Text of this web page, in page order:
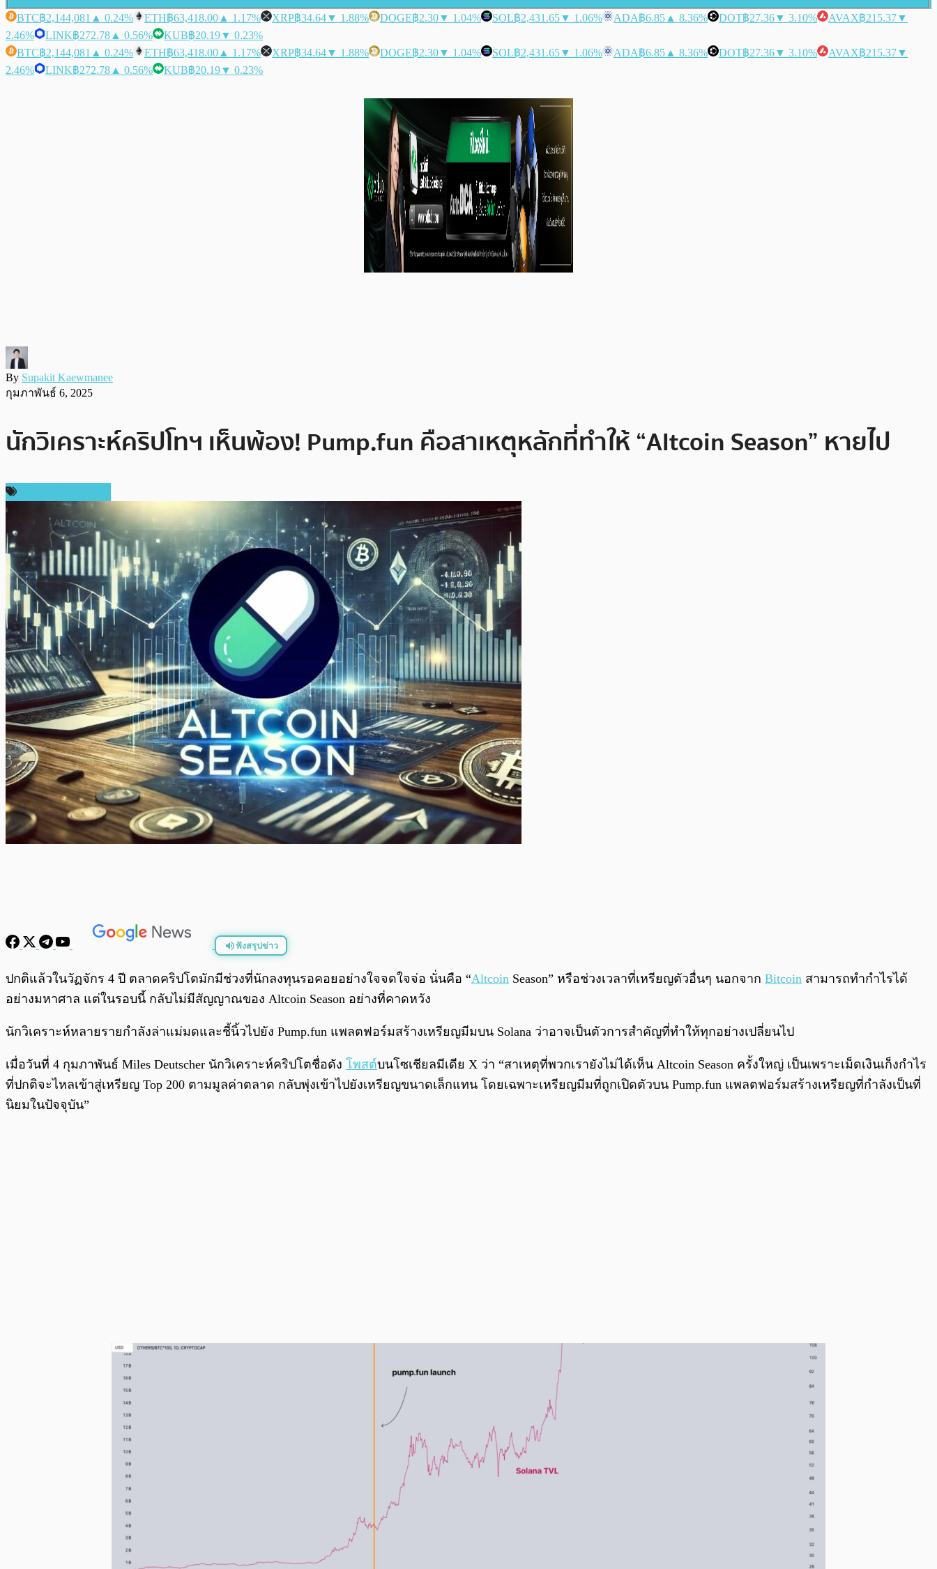
BTC฿2,144,081 ▲ 0.24% ETH฿63,418.00 ▲ 1.17% XRP฿34.64▼ 1.88% DOGE฿2.30▼ 1.04% SOL฿2,431.65▼ 1.06% ADA฿6.85 ▲ 8.36% DOT฿27.36▼ 3.10% AVAX฿215.37▼
2.46%
LINK฿272.78 ▲ 0.56% KUB฿20.19▼ 0.23%
BTC฿2,144,081 ▲ 0.24% ETH฿63,418.00 ▲ 1.17% XRP฿34.64▼ 1.88% DOGE฿2.30▼ 1.04% SOL฿2,431.65▼ 1.06% ADA฿6.85 ▲ 8.36% DOT฿27.36▼ 3.10% AVAX฿215.37▼
2.46%
LINK฿272.78 ▲ 0.56% KUB฿20.19▼ 0.23%
By Supakit Kaewmanee
กุมภาพันธ์ 6, 2025
นักวิเคราะห์คริปโทฯ เห็นพ้อง! Pump.fun คือสาเหตุหลักที่ทำให้ “Altcoin Season” หายไป
ฟังสรุปข่าว
พร้อมเล่น / 0:00
ปกติแล้วในวัฏจักร 4 ปี ตลาดคริปโตมักมีช่วงที่นักลงทุนรอคอยอย่างใจจดใจจ่อ นั่นคือ “Altcoin Season” หรือช่วงเวลาที่เหรียญตัวอื่นๆ นอกจาก Bitcoin สามารถทำกำไรได้
อย่างมหาศาล แต่ในรอบนี้ กลับไม่มีสัญญาณของ Altcoin Season อย่างที่คาดหวัง
นักวิเคราะห์หลายรายกำลังล่าแม่มดและชี้นิ้วไปยัง Pump.fun แพลตฟอร์มสร้างเหรียญมีมบน Solana ว่าอาจเป็นตัวการสำคัญที่ทำให้ทุกอย่างเปลี่ยนไป
เมื่อวันที่ 4 กุมภาพันธ์ Miles Deutscher นักวิเคราะห์คริปโตชื่อดัง โพสต์บนโซเชียลมีเดีย X ว่า “สาเหตุที่พวกเรายังไม่ได้เห็น Altcoin Season ครั้งใหญ่ เป็นเพราะเม็ดเงินเก็งกำไร
ที่ปกติจะไหลเข้าสู่เหรียญ Top 200 ตามมูลค่าตลาด กลับพุ่งเข้าไปยังเหรียญขนาดเล็กแทน โดยเฉพาะเหรียญมีมที่ถูกเปิดตัวบน Pump.fun แพลตฟอร์มสร้างเหรียญที่กำลังเป็นที่
นิยมในปัจจุบัน”